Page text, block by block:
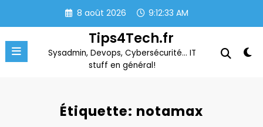
contenu
8 août 2026 9:12:33 AM
Tips4Tech.fr
Sysadmin, Devops, Cybersécurité… IT
stuff en général!
Étiquette: notamax